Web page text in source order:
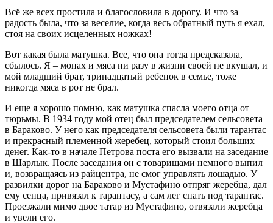
Всё же всех простила и благословила в дорогу. И что за
радость была, что за веселие, когда весь обратный путь я ехал,
стоя на своих исцеленных ножках!
Вот какая была матушка. Все, что она тогда предсказала,
сбылось. Я – монах и мяса ни разу в жизни своей не вкушал, и
мой младший брат, тринадцатый ребенок в семье, тоже
никогда мяса в рот не брал.
И еще я хорошо помню, как матушка спасла моего отца от
тюрьмы. В 1934 году мой отец был председателем сельсовета
в Бараково. У него как председателя сельсовета были тарантас
и прекрасный племенной жеребец, который стоил больших
денег. Как-то в начале Петрова поста его вызвали на заседание
в Шарлык. После заседания он с товарищами немного выпил
и, возвращаясь из райцентра, не смог управлять лошадью. У
развилки дорог на Бараково и Мустафино отпряг жеребца, дал
ему сенца, привязал к тарантасу, а сам лег спать под тарантас.
Проезжали мимо двое татар из Мустафино, отвязали жеребца
и увели его.